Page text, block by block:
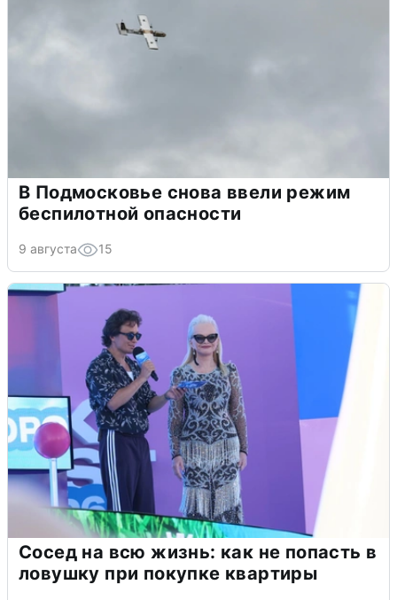
В Подмосковье снова ввели режим
беспилотной опасности
9 августа 15
Сосед на всю жизнь: как не попасть в
ловушку при покупке квартиры